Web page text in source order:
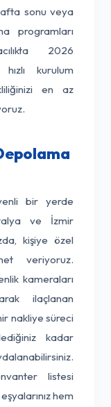
sonu veya
programları
2026
kurulum
en az
bir yerde
ve İzmir
kişiye özel
veriyoruz.
kameraları
ilaçlanan
nakliye süreci
kadar
listesi
hem